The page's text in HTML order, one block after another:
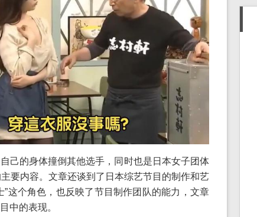
己的身体撞倒其他选手，同时也是日本女子团体
要内容。文章还谈到了日本综艺节目的制作和艺
”这个角色，也反映了节目制作团队的能力，文章
中的表现。